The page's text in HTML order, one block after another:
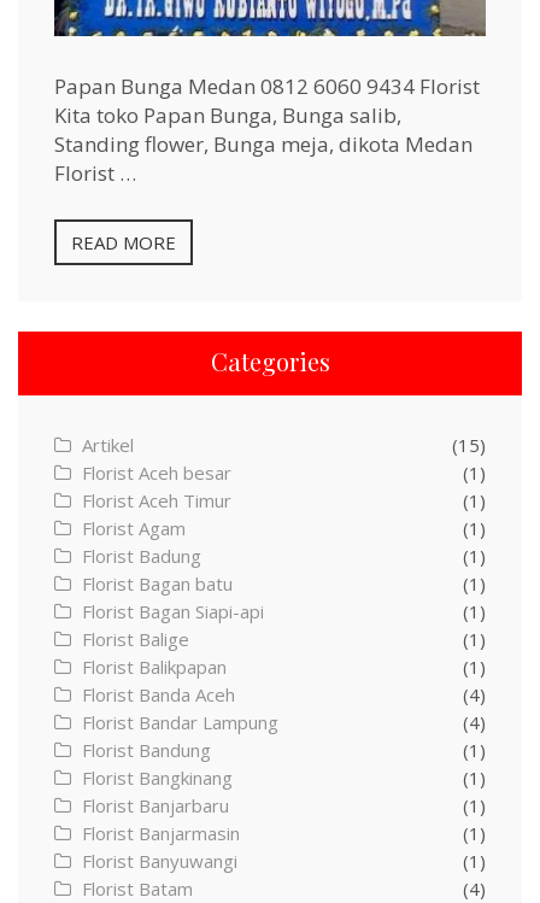
Papan Bunga Medan 0812 6060 9434 Florist
Kita toko Papan Bunga, Bunga salib,
Standing flower, Bunga meja, dikota Medan
Florist …
READ MORE
Categories
Artikel
(15)
Florist Aceh besar
(1)
Florist Aceh Timur
(1)
Florist Agam
(1)
Florist Badung
(1)
Florist Bagan batu
(1)
Florist Bagan Siapi-api
(1)
Florist Balige
(1)
Florist Balikpapan
(1)
Florist Banda Aceh
(4)
Florist Bandar Lampung
(4)
Florist Bandung
(1)
Florist Bangkinang
(1)
Florist Banjarbaru
(1)
Florist Banjarmasin
(1)
Florist Banyuwangi
(1)
Florist Batam
(4)